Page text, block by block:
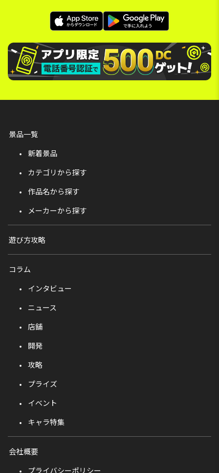
景品一覧
新着景品
カテゴリから探す
作品名から探す
メーカーから探す
遊び方攻略
コラム
インタビュー
ニュース
店舗
開発
攻略
プライズ
イベント
キャラ特集
会社概要
プライバシーポリシー